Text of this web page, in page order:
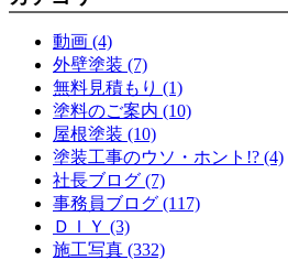
動画 (4)
外壁塗装 (7)
無料見積もり (1)
塗料のご案内 (10)
屋根塗装 (10)
塗装工事のウソ・ホント!? (4)
社長ブログ (7)
事務員ブログ (117)
ＤＩＹ (3)
施工写真 (332)